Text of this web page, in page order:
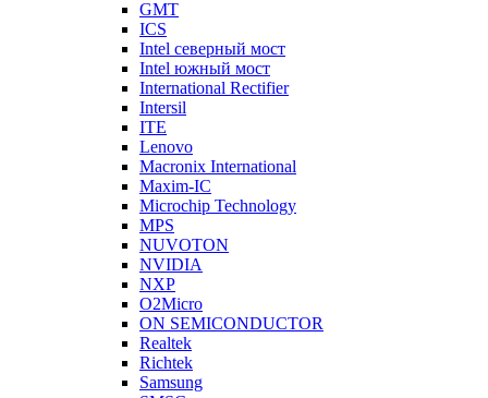
GMT
ICS
Intel северный мост
Intel южный мост
International Rectifier
Intersil
ITE
Lenovo
Macronix International
Maxim-IC
Microchip Technology
MPS
NUVOTON
NVIDIA
NXP
O2Micro
ON SEMICONDUCTOR
Realtek
Richtek
Samsung